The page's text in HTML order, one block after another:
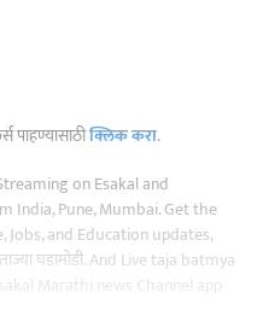
पाहण्यासाठीक्लिक करा.
on Esakal and
India, Pune, Mumbai. Get the
Jobs, and Education updates,
ताज्या घडामोडी. And Live taja batmya
Marathi news Channel app